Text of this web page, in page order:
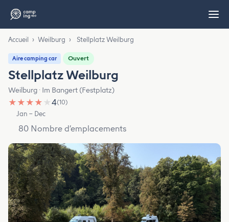
Accueil › Weilburg › Stellplatz Weilburg
Aire camping car Ouvert
Stellplatz Weilburg
Weilburg · Im Bangert (Festplatz)
★ ★ ★ ★ ★4(10)
Jan – Dec
80 Nombre d’emplacements